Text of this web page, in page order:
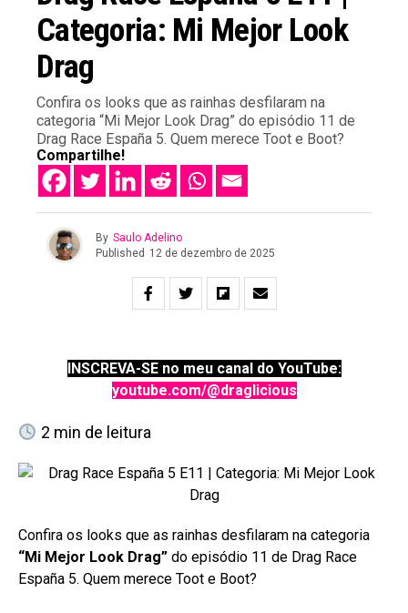
Categoria: Mi Mejor Look
Drag
Confira os looks que as rainhas desfilaram na
categoria “Mi Mejor Look Drag” do episódio 11 de
Drag Race España 5. Quem merece Toot e Boot?
Compartilhe!
By Saulo Adelino
Published 12 de dezembro de 2025
INSCREVA-SE no meu canal do YouTube:
youtube.com/@draglicious
2 min de leitura
Confira os looks que as rainhas desfilaram na categoria
“Mi Mejor Look Drag” do episódio 11 de Drag Race
España 5. Quem merece Toot e Boot?